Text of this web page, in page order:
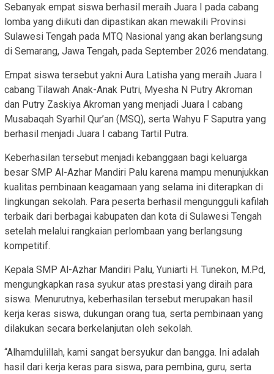
Sebanyak empat siswa berhasil meraih Juara I pada cabang
lomba yang diikuti dan dipastikan akan mewakili Provinsi
Sulawesi Tengah pada MTQ Nasional yang akan berlangsung
di Semarang, Jawa Tengah, pada September 2026 mendatang.
Empat siswa tersebut yakni Aura Latisha yang meraih Juara I
cabang Tilawah Anak-Anak Putri, Myesha N Putry Akroman
dan Putry Zaskiya Akroman yang menjadi Juara I cabang
Musabaqah Syarhil Qur’an (MSQ), serta Wahyu F Saputra yang
berhasil menjadi Juara I cabang Tartil Putra.
Keberhasilan tersebut menjadi kebanggaan bagi keluarga
besar SMP Al-Azhar Mandiri Palu karena mampu menunjukkan
kualitas pembinaan keagamaan yang selama ini diterapkan di
lingkungan sekolah. Para peserta berhasil mengungguli kafilah
terbaik dari berbagai kabupaten dan kota di Sulawesi Tengah
setelah melalui rangkaian perlombaan yang berlangsung
kompetitif.
Kepala SMP Al-Azhar Mandiri Palu, Yuniarti H. Tunekon, M.Pd,
mengungkapkan rasa syukur atas prestasi yang diraih para
siswa. Menurutnya, keberhasilan tersebut merupakan hasil
kerja keras siswa, dukungan orang tua, serta pembinaan yang
dilakukan secara berkelanjutan oleh sekolah.
“Alhamdulillah, kami sangat bersyukur dan bangga. Ini adalah
hasil dari kerja keras para siswa, para pembina, guru, serta